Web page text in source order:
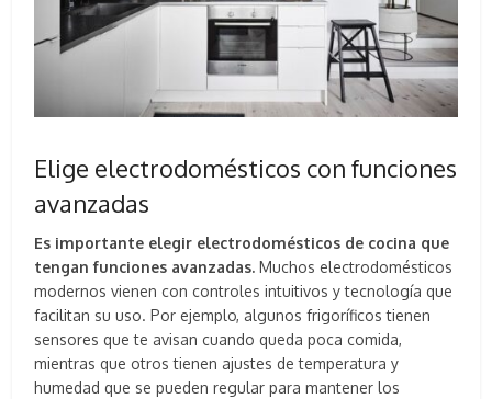
Elige electrodomésticos con funciones
avanzadas
Es importante elegir electrodomésticos de cocina que
tengan funciones avanzadas. Muchos electrodomésticos
modernos vienen con controles intuitivos y tecnología que
facilitan su uso. Por ejemplo, algunos frigoríficos tienen
sensores que te avisan cuando queda poca comida,
mientras que otros tienen ajustes de temperatura y
humedad que se pueden regular para mantener los